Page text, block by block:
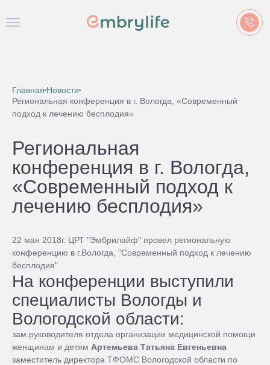
Главная Новости
Региональная конференция в г. Вологда, «Современный
подход к лечению бесплодия»
Региональная
конференция в г. Вологда,
«Современный подход к
лечению бесплодия»
22 мая 2018г. ЦРТ "Эмбрилайф" провел региональную
конференцию в г.Вологда, "Современный подход к лечению
бесплодия"
На конференции выступили
специалисты Вологды и
Вологодской области:
зам.руководителя отдела организации медицинской помощи
женщинам и детям Артемьева Татьяна Евгеньевна
заместитель директора ТФОМС Вологодской области по